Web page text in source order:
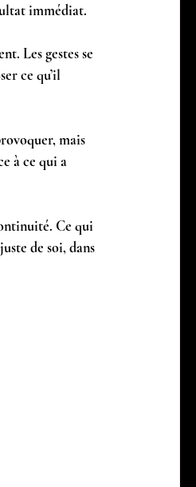
immédiat.
Les gestes se
ce qu’il
mais
à ce qui a
Ce qui
de soi, dans